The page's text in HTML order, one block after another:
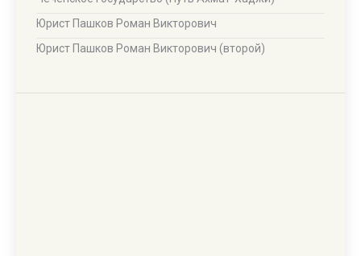
Юрист Пашков Роман Викторович
Юрист Пашков Роман Викторович (второй)